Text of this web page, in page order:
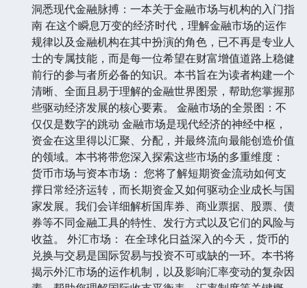
洞悉现代金融脉搏：一本关于金融市场与机构的入门指
南 在这个瞬息万变的经济时代，理解金融市场的运作
规律以及金融机构在其中扮演的角色，已不再是专业人
士的专属技能，而是每一位希望在财富增值道路上稳健
前行的参与者所必备的知识。本书旨在为读者构建一个
清晰、全面且易于理解的金融世界图景，帮助您掌握那
些驱动经济发展的核心要素。 金融市场的全景图：不
仅仅是数字的跳动 金融市场是现代经济的神经中枢，
资金在这里得以汇聚、分配，并最终流向最能创造价值
的领域。本书将带您深入探索这些市场的多重维度：
货币市场与资本市场： 您将了解短期资金流动如何支
撑日常经济运转，而长期资金又如何驱动企业成长与国
家发展。我们会详细解析国库券、商业票据、股票、债
券等不同金融工具的特性、发行方式以及它们的风险与
收益。 外汇市场： 在全球化日益深入的今天，货币的
兑换与交易是国际贸易与投资不可或缺的一环。本书将
揭示外汇市场的运作机制，以及影响汇率变动的复杂因